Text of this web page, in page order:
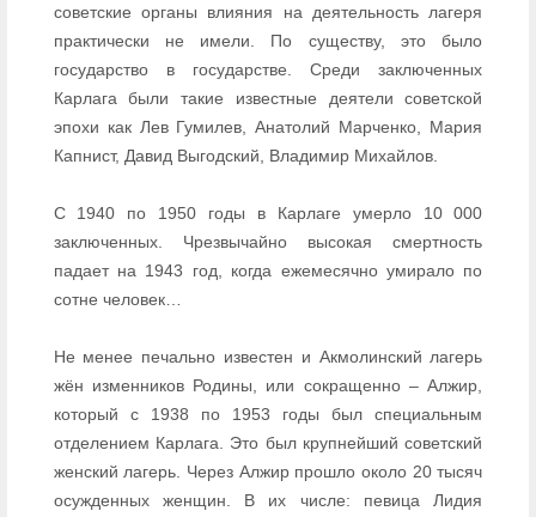
советские органы влияния на деятельность лагеря
практически не имели. По существу, это было
государство в государстве. Среди заключенных
Карлага были такие известные деятели советской
эпохи как Лев Гумилев, Анатолий Марченко, Мария
Капнист, Давид Выгодский, Владимир Михайлов.
С 1940 по 1950 годы в Карлаге умерло 10 000
заключенных. Чрезвычайно высокая смертность
падает на 1943 год, когда ежемесячно умирало по
сотне человек…
Не менее печально известен и Акмолинский лагерь
жён изменников Родины, или сокращенно – Алжир,
который с 1938 по 1953 годы был специальным
отделением Карлага. Это был крупнейший советский
женский лагерь. Через Алжир прошло около 20 тысяч
осужденных женщин. В их числе: певица Лидия